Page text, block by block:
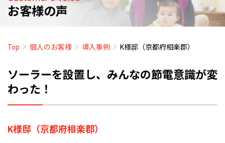
お客様の声
Top 個人のお客様 導入事例 K様邸（京都府相楽郡）
ソーラーを設置し、みんなの節電意識が変
わった！
K様邸（京都府相楽郡）